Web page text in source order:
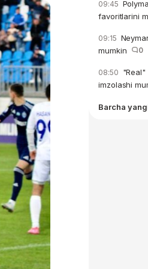
09:45
favoritlarini
09:15
mumkin
0
08:50
imzolashi
Barcha